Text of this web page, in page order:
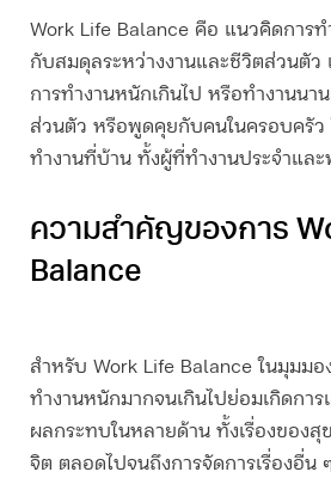
Work Life Balance คือ แนวคิดการ
กับสมดุลระหว่างงานและชีวิตส่วนตัว
การทำงานหนักเกินไป หรือทำงานนาน
ส่วนตัว หรือพูดคุยกับคนในครอบครัว
ทำงานที่บ้าน ทั้งผู้ที่ทำงานประจำแล
ความสำคัญของการ
Balance
สำหรับ Work Life Balance ในมุมมอ
ทำงานหนักมากจนเกินไปย่อมเกิดกา
ผลกระทบในหลายด้าน ทั้งเรื่องของสุ
จิต ตลอดไปจนถึงการจัดการเรื่องอื่น